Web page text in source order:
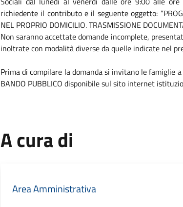
richiedente il contributo e il seguente oggetto:
NEL PROPRIO DOMICILIO. TRASMISSIONE
Non saranno accettate domande incomplete,
inoltrate con modalità diverse da quelle indicate nel
Prima di compilare la domanda si invitano le
BANDO PUBBLICO disponibile sul sito internet
A cura di
Area Amministrativa